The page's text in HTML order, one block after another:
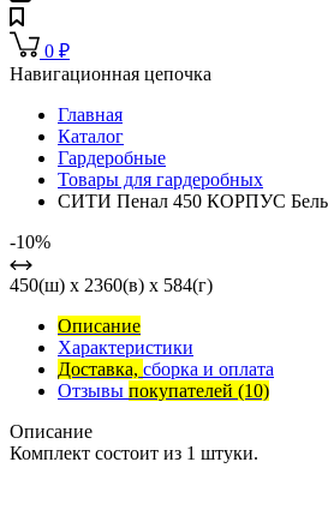
0 ₽
Навигационная цепочка
Главная
Каталог
Гардеробные
Товары для гардеробных
СИТИ Пенал 450 КОРПУС
-10%
450(ш) x 2360(в) x 584(г)
Описание
Характеристики
Доставка, сборка и оплата
Отзывы покупателей (10)
Описание
Комплект состоит из 1 штуки.